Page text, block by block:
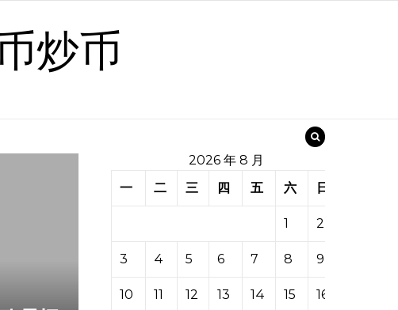
炒币
2026 年 8 月
一
二 三 四 五 六 日
1 2
3 4 5 6 7 8 9
10 11 12 13 14 15 16